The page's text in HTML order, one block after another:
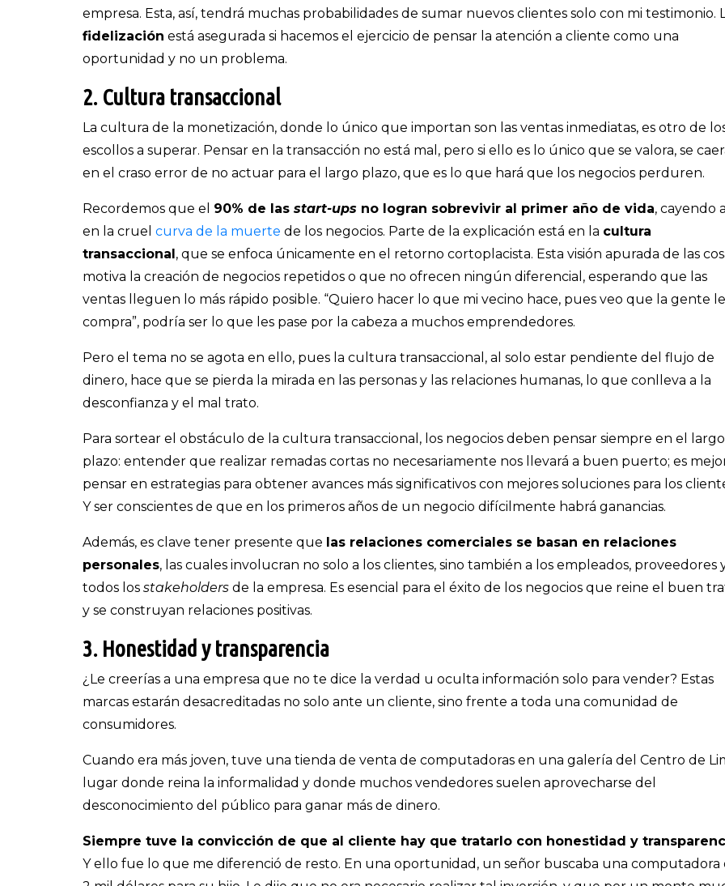
empresa. Esta, así, tendrá muchas probabilidades de sumar nuevos clientes solo con mi testimonio.
fidelización está asegurada si hacemos el ejercicio de pensar la atención a cliente como una
oportunidad y no un problema.
2. Cultura transaccional
La cultura de la monetización, donde lo único que importan son las ventas inmediatas, es otro de
escollos a superar. Pensar en la transacción no está mal, pero si ello es lo único que se valora, se
en el craso error de no actuar para el largo plazo, que es lo que hará que los negocios perduren.
Recordemos que el 90% de las start-ups no logran sobrevivir al primer año de vida, cayendo
en la cruel curva de la muerte de los negocios. Parte de la explicación está en la cultura
transaccional , que se enfoca únicamente en el retorno cortoplacista. Esta visión apurada de las
motiva la creación de negocios repetidos o que no ofrecen ningún diferencial, esperando que las
ventas lleguen lo más rápido posible. “Quiero hacer lo que mi vecino hace, pues veo que la gente le
compra”, podría ser lo que les pase por la cabeza a muchos emprendedores.
Pero el tema no se agota en ello, pues la cultura transaccional, al solo estar pendiente del flujo de
dinero, hace que se pierda la mirada en las personas y las relaciones humanas, lo que conlleva a la
desconfianza y el mal trato.
Para sortear el obstáculo de la cultura transaccional, los negocios deben pensar siempre en el largo
plazo: entender que realizar remadas cortas no necesariamente nos llevará a buen puerto; es
pensar en estrategias para obtener avances más significativos con mejores soluciones para los
Y ser conscientes de que en los primeros años de un negocio difícilmente habrá ganancias.
Además, es clave tener presente que las relaciones comerciales se basan en relaciones
personales, las cuales involucran no solo a los clientes, sino también a los empleados, proveedores
todos los stakeholders de la empresa. Es esencial para el éxito de los negocios que reine el buen
y se construyan relaciones positivas.
3. Honestidad y transparencia
¿Le creerías a una empresa que no te dice la verdad u oculta información solo para vender? Estas
marcas estarán desacreditadas no solo ante un cliente, sino frente a toda una comunidad de
consumidores.
Cuando era más joven, tuve una tienda de venta de computadoras en una galería del Centro de
lugar donde reina la informalidad y donde muchos vendedores suelen aprovecharse del
desconocimiento del público para ganar más de dinero.
Siempre tuve la convicción de que al cliente hay que tratarlo con honestidad y
Y ello fue lo que me diferenció de resto. En una oportunidad, un señor buscaba una computadora